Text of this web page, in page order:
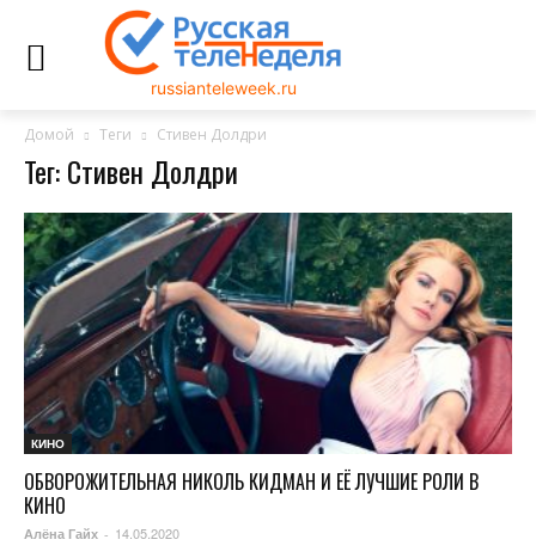
russianteleweek.ru
Домой Теги Стивен Долдри
Тег: Стивен Долдри
КИНО
ОБВОРОЖИТЕЛЬНАЯ НИКОЛЬ КИДМАН И ЕЁ ЛУЧШИЕ РОЛИ В
КИНО
Алёна Гайх - 14.05.2020